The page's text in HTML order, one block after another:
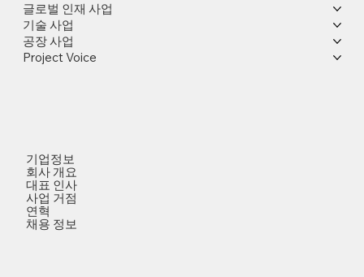
글로벌 인재 사업
기술 사업
공장 사업
Project Voice
기업정보
회사 개요
대표 인사
사업 거점
연혁
채용 정보